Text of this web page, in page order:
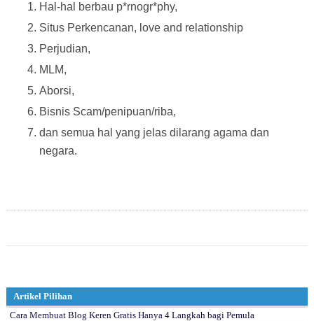
Hal-hal berbau p*rnogr*phy,
Situs Perkencanan, love and relationship
Perjudian,
MLM,
Aborsi,
Bisnis Scam/penipuan/riba,
dan semua hal yang jelas dilarang agama dan
negara.
Artikel Pilihan
Cara Membuat Blog Keren Gratis Hanya 4 Langkah bagi Pemula